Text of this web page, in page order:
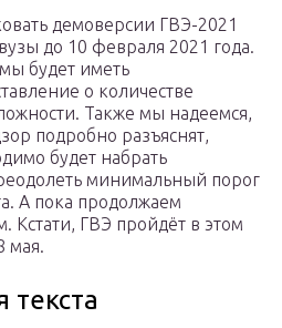
демоверсии ГВЭ-2021
до 10 февраля 2021 года.
будет иметь
о количестве
Также мы надеемся,
подробно разъяснят,
будет набрать
минимальный порог
А пока продолжаем
Кстати, ГВЭ пройдёт в этом
мая.